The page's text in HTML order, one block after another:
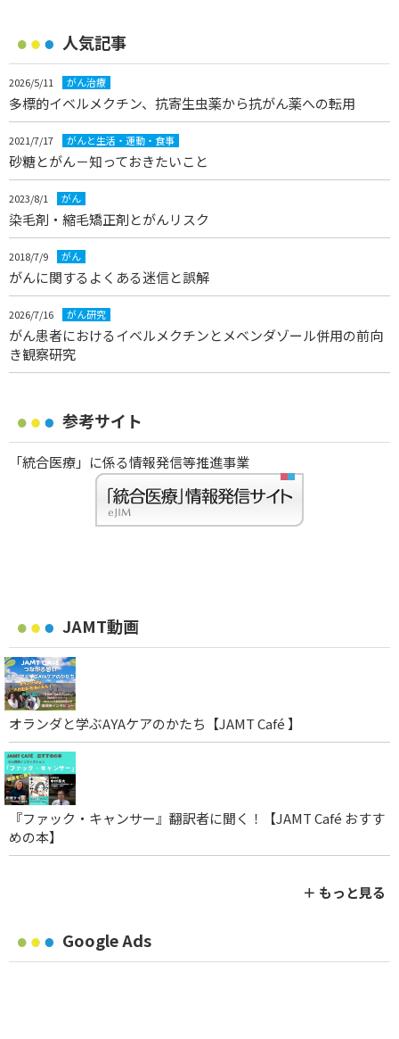
人気記事
2026/5/11 がん治療
多標的イベルメクチン、抗寄生虫薬から抗がん薬への転用
2021/7/17 がんと生活・運動・食事
砂糖とがん－知っておきたいこと
2023/8/1 がん
染毛剤・縮毛矯正剤とがんリスク
2018/7/9 がん
がんに関するよくある迷信と誤解
2026/7/16 がん研究
がん患者におけるイベルメクチンとメベンダゾール併用の前向
き観察研究
参考サイト
「統合医療」に係る情報発信等推進事業
JAMT動画
オランダと学ぶAYAケアのかたち【JAMT Café 】
『ファック・キャンサー』翻訳者に聞く！【JAMT Café おすす
めの本】
＋ もっと見る
Google Ads